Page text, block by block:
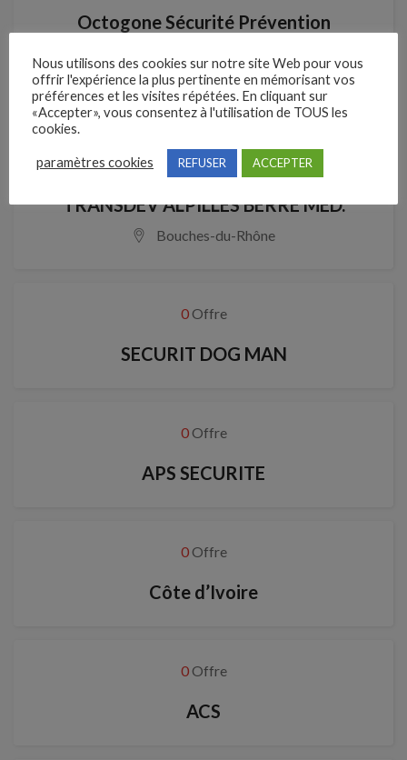
Octogone Sécurité Prévention
0Offre
TRANSDEV ALPILLES BERRE MED.
Bouches-du-Rhône
0Offre
SECURIT DOG MAN
0Offre
APS SECURITE
0Offre
Côte d’Ivoire
0Offre
ACS
Nous utilisons des cookies sur notre site Web pour vous
offrir l'expérience la plus pertinente en mémorisant vos
préférences et les visites répétées. En cliquant sur
«Accepter», vous consentez à l'utilisation de TOUS les
cookies.
paramètres cookies REFUSER ACCEPTER